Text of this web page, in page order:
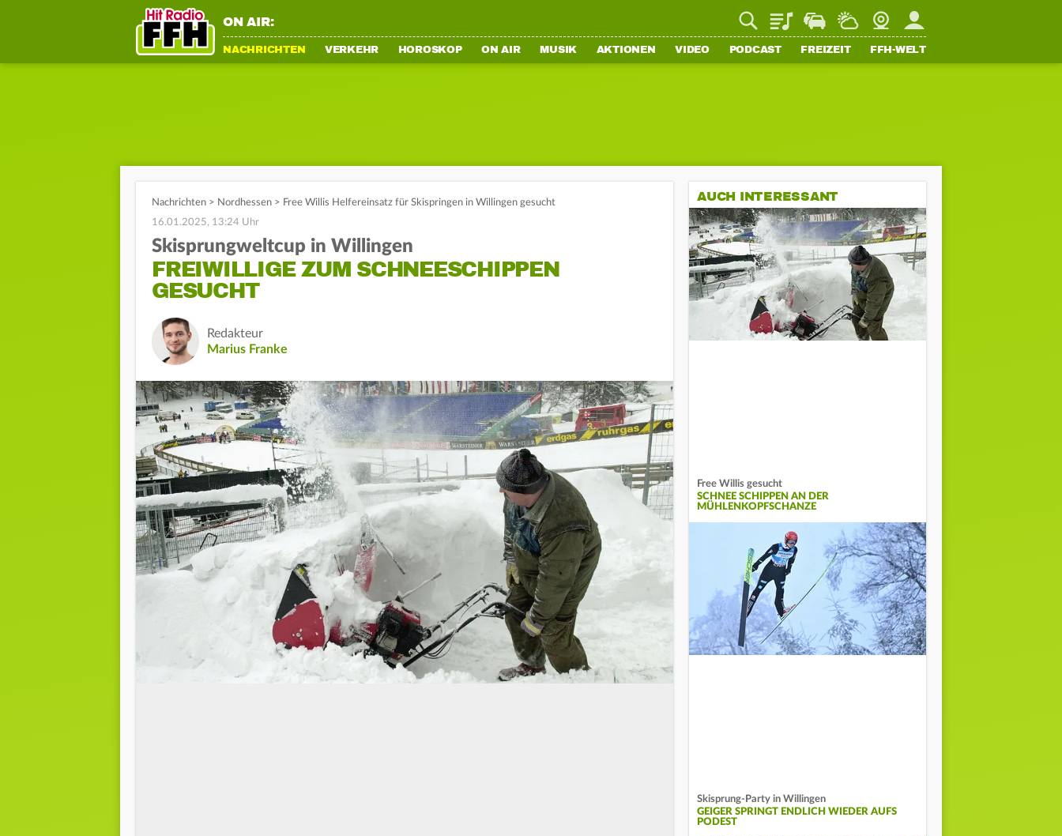
ON AIR: PlaylistStaupilotWetterWebcamMein FFH
NACHRICHTEN VERKEHR HOROSKOP ON AIR MUSIK AKTIONEN VIDEO PODCAST FREIZEIT FFH-WELT
Nachrichten > Nordhessen > Free Willis Helfereinsatz für Skispringen in Willingen gesucht
16.01.2025, 13:24 Uhr
Skisprungweltcup in Willingen
FREIWILLIGE ZUM SCHNEESCHIPPEN
GESUCHT
Redakteur
Marius Franke
AUCH INTERESSANT
Free Willis gesucht
SCHNEE SCHIPPEN AN DER
MÜHLENKOPFSCHANZE
Skisprung-Party in Willingen
GEIGER SPRINGT ENDLICH WIEDER AUFS
PODEST